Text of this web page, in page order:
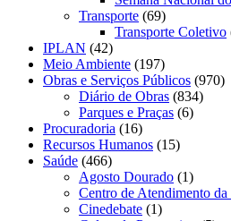
Transporte (69)
Transporte Coletivo
IPLAN (42)
Meio Ambiente (197)
Obras e Serviços Públicos (970)
Diário de Obras (834)
Parques e Praças (6)
Procuradoria (16)
Recursos Humanos (15)
Saúde (466)
Agosto Dourado (1)
Centro de Atendimento da
Cinedebate (1)